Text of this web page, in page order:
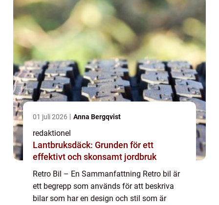
01 juli 2026 Anna Bergqvist
redaktionel
Lantbruksdäck: Grunden för ett
effektivt och skonsamt jordbruk
Retro Bil – En Sammanfattning Retro bil är
ett begrepp som används för att beskriva
bilar som har en design och stil som är